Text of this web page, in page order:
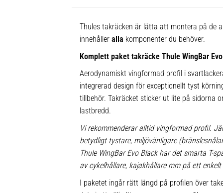
Thules takräcken är lätta att montera på de
innehåller alla komponenter du behöver.
Komplett paket takräcke Thule WingBar
Aerodynamiskt vingformad profil i
integrerad design för exceptionellt tyst
tillbehör. Takräcket sticker ut lite på sidorna
lastbredd.
Vi rekommenderar alltid vingformad profil.
betydligt tystare, miljövänligare
Thule WingBar Evo Black har det smarta T-
av cykelhållare, kajakhållare mm på ett
I paketet ingår rätt längd på profilen över